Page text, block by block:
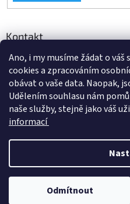
Ano, i my musíme žádat o
cookies a zpracováním
obávat o vaše data. Naopak,
Udělením souhlasu nám
naše služby, stejně jako váš
informací
Odmítnout
Kontakt
info@d-klima.cz
+420 517 357 288
Copyright 2026Potrubi.cz.